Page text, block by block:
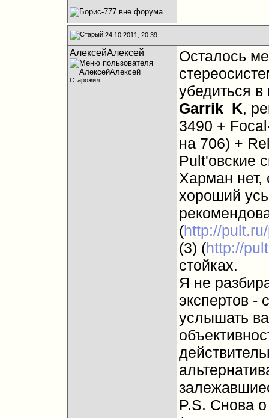
24.10.2011, 20:39
АлексейАлексей
Старожил
Осталось
убедиться
Garrik_K,
3490 +
на 706) +
Pult'овские
Харман
хороший
(http://
(3) (http://
стойках.
Я не
экспертов -
услышать
P.S. Снова